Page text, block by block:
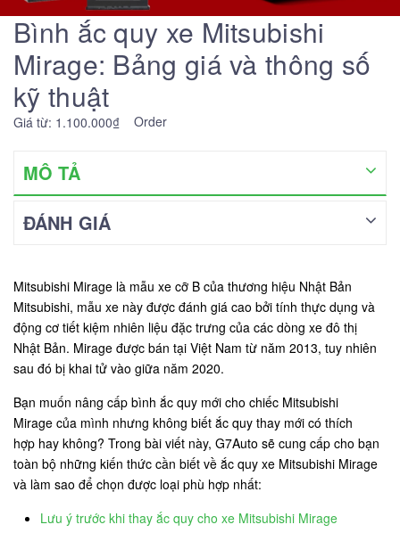
Bình ắc quy xe Mitsubishi
Mirage: Bảng giá và thông số
kỹ thuật
Giá từ: 1.100.000₫ Order
MÔ TẢ
ĐÁNH GIÁ
Mitsubishi Mirage là mẫu xe cỡ B của thương hiệu Nhật Bản
Mitsubishi, mẫu xe này được đánh giá cao bởi tính thực dụng và
động cơ tiết kiệm nhiên liệu đặc trưng của các dòng xe đô thị
Nhật Bản. Mirage được bán tại Việt Nam từ năm 2013, tuy nhiên
sau đó bị khai tử vào giữa năm 2020.
Bạn muốn nâng cấp bình ắc quy mới cho chiếc Mitsubishi
Mirage của mình nhưng không biết ắc quy thay mới có thích
hợp hay không? Trong bài viết này, G7Auto sẽ cung cấp cho bạn
toàn bộ những kiến thức cần biết về ắc quy xe Mitsubishi Mirage
và làm sao để chọn được loại phù hợp nhất:
Lưu ý trước khi thay ắc quy cho xe Mitsubishi Mirage